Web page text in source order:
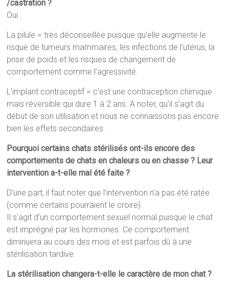
/castration ?
Oui :
La pilule = très déconseillée puisque qu’elle augmente le
risque de tumeurs mammaires, les infections de l’utérus, la
prise de poids et les risques de changement de
comportement comme l’agressivité.
L’implant contraceptif = c’est une contraception chimique
mais réversible qui dure 1 à 2 ans. A noter, qu’il s’agit du
début de son utilisation et nous ne connaissons pas encore
bien les effets secondaires.
Pourquoi certains chats stérilisés ont-ils encore des
comportements de chats en chaleurs ou en chasse ? Leur
intervention a-t-elle mal été faite ?
D’une part, il faut noter que l’intervention n’a pas été ratée
(comme certains pourraient le croire).
Il s’agit d’un comportement sexuel normal puisque le chat
est imprégné par les hormones. Ce comportement
diminuera au cours des mois et est parfois dû à une
stérilisation tardive.
La stérilisation changera-t-elle le caractère de mon chat ?